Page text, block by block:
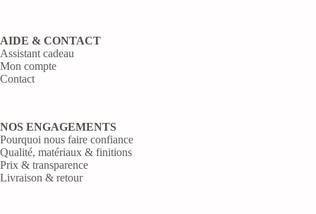
AIDE & CONTACT
Assistant cadeau
Mon compte
Contact
NOS ENGAGEMENTS
Pourquoi nous faire confiance
Qualité, matériaux & finitions
Prix & transparence
Livraison & retour